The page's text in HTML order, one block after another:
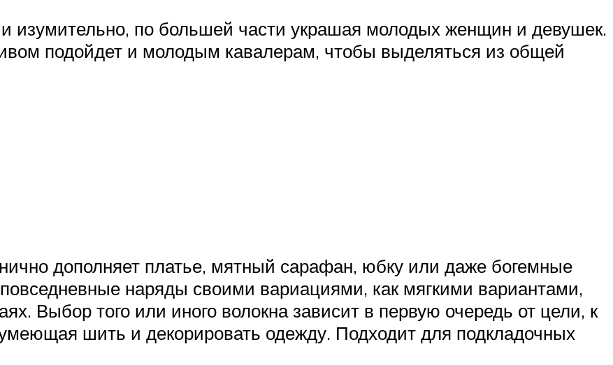
изумительно, по большей части украшая молодых женщин и девушек.
подойдет и молодым кавалерам, чтобы выделяться из общей
дополняет платье, мятный сарафан, юбку или даже богемные
наряды своими вариациями, как мягкими вариантами,
Выбор того или иного волокна зависит в первую очередь от цели, к
шить и декорировать одежду. Подходит для подкладочных